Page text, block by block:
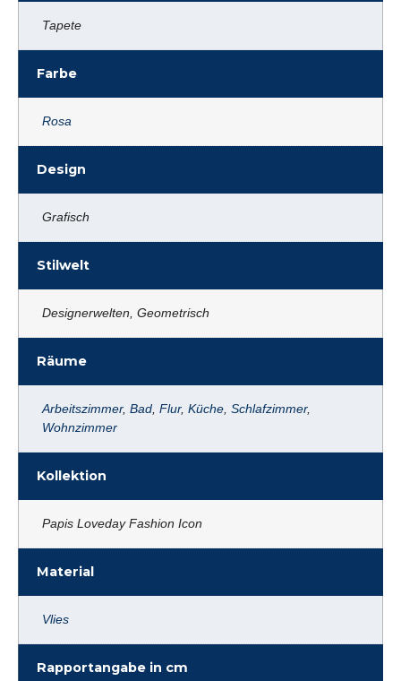
Tapete
Farbe
Rosa
Design
Grafisch
Stilwelt
Designerwelten, Geometrisch
Räume
Arbeitszimmer, Bad Flur, Küche Schlafzimmer,
Wohnzimmer
Kollektion
Papis Loveday Fashion Icon
Material
Vlies
Rapportangabe in cm